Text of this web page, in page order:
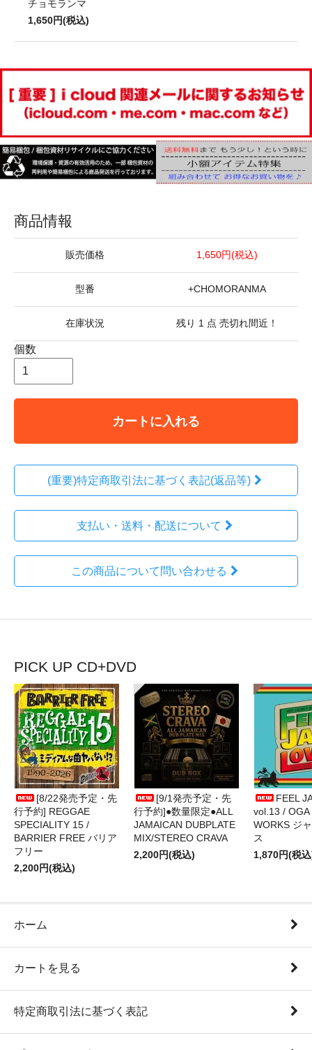
チョモランマ
1,650円(税込)
商品情報
販売価格 1,650円(税込)
型番 +CHOMORANMA
在庫状況 残り 1 点 売切れ間近！
個数
カートに入れる
(重要)特定商取引法に基づく表記(返品等)
支払い・送料・配送について
この商品について問い合わせる
PICK UP CD+DVD
[8/22発売予定・先
行予約] REGGAE
SPECIALITY 15 /
BARRIER FREE バリア
フリー
2,200円(税込)
[9/1発売予定・先
行予約]●数量限定●ALL
JAMAICAN DUBPLATE
MIX/STEREO CRAVA
2,200円(税込)
FEEL
vol.13 / OGA
WORKS ジ
ス
1,870円(税
ホーム
カートを見る
特定商取引法に基づく表記